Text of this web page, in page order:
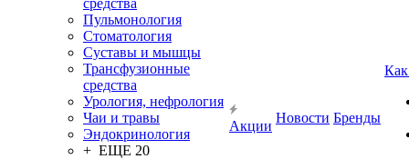
средства
Пульмонология
Стоматология
Суставы и мышцы
Трансфузионные
средства
Урология, нефрология
Чаи и травы
Эндокринология
+ ЕЩЕ 20
Акции
Новости Бренды